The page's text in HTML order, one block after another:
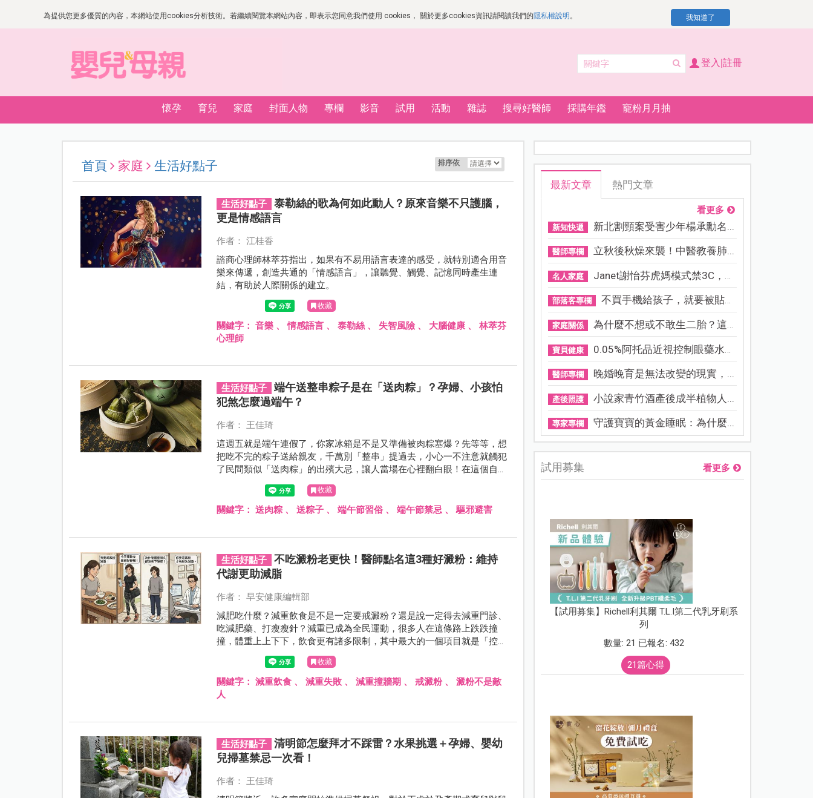
為提供您更多優質的內容，本網站使用cookies分析技術。若繼續閱覽本網站內容，即表示您同意我們使用 cookies， 關於更多cookies資訊請閱讀我們的隱私權說明 。 我知道了
登入|註冊
懷孕 育兒 家庭 封面人物 專欄 影音 試用 活動 雜誌 搜尋好醫師 採購年鑑 寵粉月月抽
首頁 家庭 生活好點子 排序依
生活好點子
泰勒絲的歌為何如此動人？原來音樂不只護腦，
更是情感語言
作者： 江桂香
諮商心理師林萃芬指出，如果有不易用語言表達的感受，就特別適合用音
樂來傳遞，創造共通的「情感語言」，讓聽覺、觸覺、記憶同時產生連
結，有助於人際關係的建立。
收藏
關鍵字：音樂 、情感語言 、泰勒絲 、 失智風險 、 大腦健康 、林萃芬
心理師
生活好點子
端午送整串粽子是在「送肉粽」？孕婦、小孩怕
犯煞怎麼過端午？
作者： 王佳琦
這週五就是端午連假了，你家冰箱是不是又準備被肉粽塞爆？先等等，想
把吃不完的粽子送給親友，千萬別「整串」提過去，小心一不注意就觸犯
了民間類似「送肉粽」的出殯大忌，讓人當場在心裡翻白眼！在這個自古
被稱為「五毒月」的季節交替期，不僅送禮有禁忌，家裡體質敏感的孕媽
咪和免疫力低的小孩，更有一堆「怕犯煞」的生活和飲食限制。到底哪些
是長輩的瞎操心？哪些又是真有道理的古人智慧？
收藏
關鍵字：送肉粽 、送粽子 、端午節習俗 、端午節禁忌 、驅邪避害
生活好點子
不吃澱粉老更快！醫師點名這3種好澱粉：維持
代謝更助減脂
作者： 早安健康編輯部
減肥吃什麼？減重飲食是不是一定要戒澱粉？還是說一定得去減重門診、
吃減肥藥、打瘦瘦針？減重已成為全民運動，很多人在這條路上跌跌撞
撞，體重上上下下，飲食更有諸多限制，其中最大的一個項目就是「控
醣」。然而，主流的「低醣」理論，一開始似乎很有效，但很快就會進入
「撞牆期」。還要繼續嗎？讓人十分為難。
收藏
關鍵字：減重飲食 、減重失敗 、減重撞牆期 、戒澱粉、澱粉不是敵
人
生活好點子
清明節怎麼拜才不踩雷？水果挑選＋孕婦、嬰幼
兒掃墓禁忌一次看！
作者： 王佳琦
最新文章 熱門文章
看更多
新知快遞 新北割頸案受害少年楊承勳名...
醫師專欄 立秋後秋燥來襲！中醫教養肺...
名人家庭 Janet謝怡芬虎媽模式禁3C，看...
部落客專欄 不買手機給孩子，就要被貼「...
家庭關係 為什麼不想或不敢生二胎？這8...
寶貝健康 0.05%阿托品近視控制眼藥水納...
醫師專欄 晚婚晚育是無法改變的現實，...
產後照護 小說家青竹酒產後成半植物人...
專家專欄 守護寶寶的黃金睡眠：為什麼...
試用募集 看更多
【試用募集】Richell利其爾 T.L.I第二代乳牙刷系
列
數量: 21 已報名: 432
21篇心得